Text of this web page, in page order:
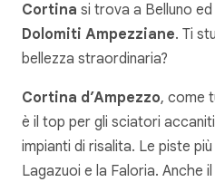
Cortina si trova a Belluno
Dolomiti Ampezziane. Ti
bellezza straordinaria?
Cortina d’Ampezzo, come
è il top per gli sciatori
impianti di risalita. Le piste
Lagazuoi e la Faloria. Anche il